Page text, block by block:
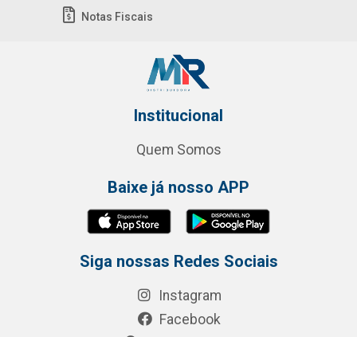
Notas Fiscais
Institucional
Quem Somos
Baixe já nosso APP
Siga nossas Redes Sociais
Instagram
Facebook